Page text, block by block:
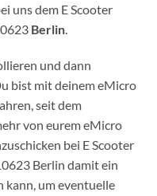
uns dem E Scooter
Berlin
und dann
bist mit deinem eMicro
seit dem
von eurem eMicro
bei E Scooter
Berlin damit ein
kann, um eventuelle